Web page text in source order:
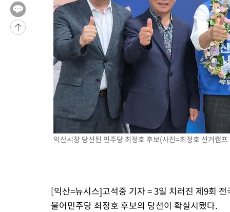
35분 전 >
낮 최고 35도 '무더위'…동해안 시간당 30㎜ '강한 비'[내일날씨]
47분 전 >
[속보]이강인 "감독님이 원하는 마음 느꼈고, 많은 트로피 원해 아
코 이적"
51분 전 >
수도권 40도 육박 '펄펄'…동해안 일부 지역엔 호의주의보
온열질환 사망자 3명 늘어…누적 환자 3000명 돌파
강릉에 시간당 81.4㎜ 물폭탄…도로 잠기고 담벼락 붕괴
백운산서 80년근 천종산삼 9뿌리 발견…감정가 1.3억원
선재도서 해루질 나섰다 실종 60대, 닷새 만에 숨진 채 발견
남자 농구, 나고야 아시안게임서 '홈팀' 일본과 한일전
여수 오동도 해상서 모터보트 전복…1명 사망·1명 실종
극한폭염 한풀 꺾이지만…'낮 최고 35도' 무더위, 열대야 계속[다
[속보]뉴욕증시 상승 마감…S&P 0.6% 나스닥 1.3%↑
익산시장 당선된 민주당 최정호 후보(사진=최정호 선거캠
[익산=뉴시스]고석중 기자 = 3일 치러진 제9회
불어민주당 최정호 후보의 당선이 확실시됐다.